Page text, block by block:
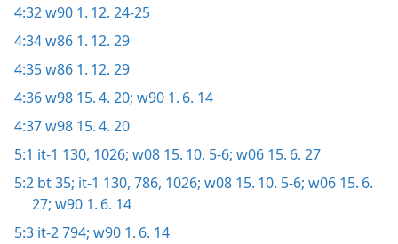
4:32w90 1. 12. 24-25
4:34w86 1. 12. 29
4:35w86 1. 12. 29
4:36w98 15. 4. 20; w90 1. 6. 14
4:37w98 15. 4. 20
5:1 it-1 130, 1026; w08 15. 10. 5-6; w06 15. 6. 27
5:2 bt 35; it-1 130, 786, 1026; w08 15. 10. 5-6; w06 15. 6.
27; w90 1. 6. 14
5:3 it-2 794; w90 1. 6. 14